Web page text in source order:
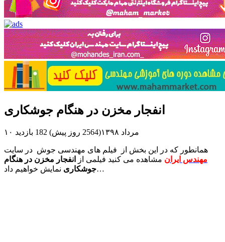
انفجار مخزن در هنگام جوشکاری
۱۰ مرداد ۱۳۹۸(2564 روز پیش) 182 بازدید
همانطور که در این بخش از فیلم های مهندسی جوش در سایت
مهندس ایران مشاهده می کنید فیلمی از
انفجار مخزن در هنگام
جوشکارینمایش خواهیم داد…